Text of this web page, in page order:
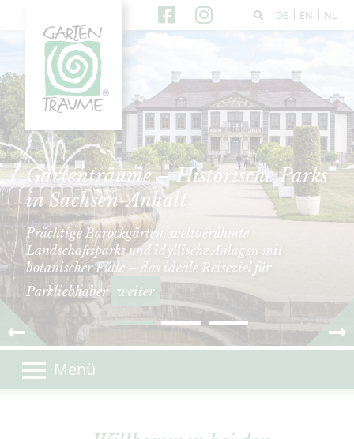
DE EN NL
Gartenträume – Historische Parks
in Sachsen-Anhalt
Prächtige Barockgärten, weltberühmte
Landschaftsparks und idyllische Anlagen mit
botanischer Fülle – das ideale Reiseziel für
Parkliebhaber weiter
Menü